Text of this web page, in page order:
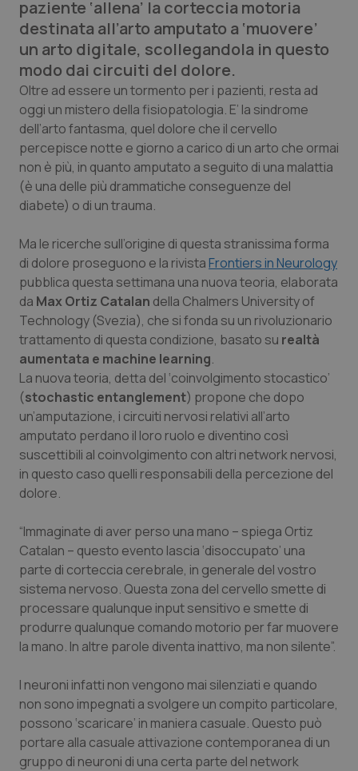
Calabria
Campania
Emilia-Romagna
Friuli Venezia Giulia
Lazio
Liguria
Lombardia
Marche
Molise
Piemonte
Provincia Autonoma di Bolzano
Provincia Autonoma di Trento
Puglia
Sardegna
Sicilia
Umbria
Valle D’Aosta
Asma & BPCO
Car-T
Colesterolo & coronaropatie
Dermatite Atopica
Diabete & glucometri
Disturbi dell’umore
Dolore
Donna & Salute
Epatiti
HIV
Infezioni & Febbre
Ipertensione & Scompenso
Malattie rare
Malattia di Crohn & Rettocolite Ulcerosa
Neuroscienze & patologie neurodegenerative
Oftalmologia
Oncodermatologia
paziente ‘allena’ la corteccia motoria
destinata all’arto amputato a ‘muovere’
un arto digitale, scollegandola in questo
modo dai circuiti del dolore.
Oltre ad essere un tormento per i pazienti, resta ad
oggi un mistero della fisiopatologia. E’ la sindrome
dell’arto fantasma, quel dolore che il cervello
percepisce notte e giorno a carico di un arto che ormai
non è più, in quanto amputato a seguito di una malattia
(è una delle più drammatiche conseguenze del
diabete) o di un trauma.
Ma le ricerche sull’origine di questa stranissima forma
di dolore proseguono e la rivistaFrontiers in Neurology
pubblica questa settimana una nuova teoria, elaborata
da Max Ortiz Catalan della Chalmers University of
Technology (Svezia), che si fonda su un rivoluzionario
trattamento di questa condizione, basato su realtà
aumentata e machine learning.
La nuova teoria, detta del ‘coinvolgimento stocastico’
(stochastic entanglement) propone che dopo
un’amputazione, i circuiti nervosi relativi all’arto
amputato perdano il loro ruolo e diventino così
suscettibili al coinvolgimento con altri network nervosi,
in questo caso quelli responsabili della percezione del
dolore.
“Immaginate di aver perso una mano – spiega Ortiz
Catalan – questo evento lascia ‘disoccupato’ una
parte di corteccia cerebrale, in generale del vostro
sistema nervoso. Questa zona del cervello smette di
processare qualunque input sensitivo e smette di
produrre qualunque comando motorio per far muovere
la mano. In altre parole diventa inattivo, ma non silente”.
I neuroni infatti non vengono mai silenziati e quando
non sono impegnati a svolgere un compito particolare,
possono ‘scaricare’ in maniera casuale. Questo può
portare alla casuale attivazione contemporanea di un
gruppo di neuroni di una certa parte del network